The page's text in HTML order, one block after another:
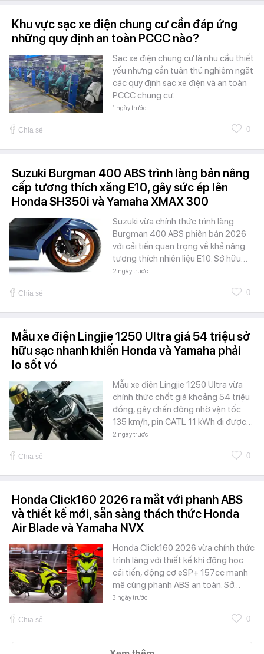
Khu vực sạc xe điện chung cư cần đáp ứng
những quy định an toàn PCCC nào?
Sạc xe điện chung cư là nhu cầu thiết
yếu nhưng cần tuân thủ nghiêm ngặt
các quy định sạc xe điện và an toàn
PCCC chung cư.
1 ngày trước
Chia sẻ 0
Suzuki Burgman 400 ABS trình làng bản nâng
cấp tương thích xăng E10, gây sức ép lên
Honda SH350i và Yamaha XMAX 300
Suzuki vừa chính thức trình làng
Burgman 400 ABS phiên bản 2026
với cải tiến quan trọng về khả năng
tương thích nhiên liệu E10. Sở hữu…
2 ngày trước
Chia sẻ 0
Mẫu xe điện Lingjie 1250 Ultra giá 54 triệu sở
hữu sạc nhanh khiến Honda và Yamaha phải
lo sốt vó
Mẫu xe điện Lingjie 1250 Ultra vừa
chính thức chốt giá khoảng 54 triệu
đồng, gây chấn động nhờ vận tốc
135 km/h, pin CATL 11 kWh đi được…
2 ngày trước
Chia sẻ 0
Honda Click160 2026 ra mắt với phanh ABS
và thiết kế mới, sẵn sàng thách thức Honda
Air Blade và Yamaha NVX
Honda Click160 2026 vừa chính thức
trình làng với thiết kế khí động học
cải tiến, động cơ eSP+ 157cc mạnh
mẽ cùng phanh ABS an toàn. Sở…
3 ngày trước
Chia sẻ 0